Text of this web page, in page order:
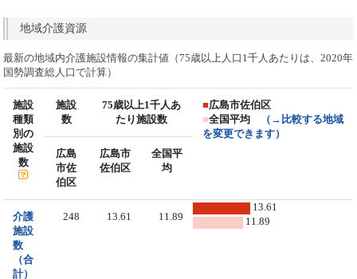
地域介護資源
最新の地域内介護施設情報の集計値（75歳以上人口1千人あたりは、2020年
国勢調査総人口で計算）
施設
種類
別の
施設
数
施設
数
75歳以上1千人あ
たり施設数
■広島市佐伯区
■全国平均
（→比較する地域
を変更できます）
広島
市佐
伯区
広島市
佐伯区
全国平
均
介護
施設
数
（合
計）
248 13.61 11.89
13.61
11.89